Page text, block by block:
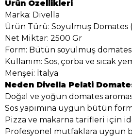
Ürün Özellikleri
Marka: Divella
Ürün Türü: Soyulmuş Domates
Net Miktar: 2500 Gr
Form: Bütün soyulmuş domates
Kullanım: Sos, çorba ve sıcak
Menşei: İtalya
Neden Divella Pelati
Doğal ve yoğun domates
Sos yapımına uygun bütün
Pizza ve makarna tarifleri için
Profesyonel mutfaklara uygun